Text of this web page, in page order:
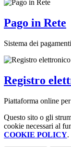
Pago in Rete
Sistema dei
Registro
Piattaforma online
Questo sito o gli
cookie necessari al
COOKIE POLICY.